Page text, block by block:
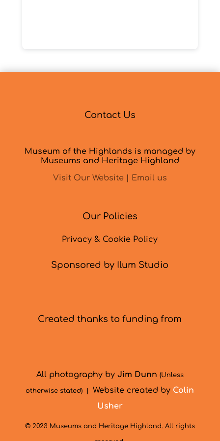
Contact Us
Museum of the Highlands is managed by
Museums and Heritage Highland
Visit Our Website
Email us
Our Policies
Privacy & Cookie Policy
Sponsored by Ilum Studio
Created thanks to funding from
All photography by Jim Dunn (Unless
otherwise stated) | Website created by Colin
Usher
© 2023 Museums and Heritage Highland. All rights